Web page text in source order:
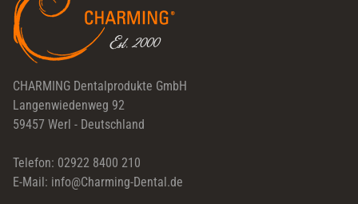
CHARMING Dentalprodukte GmbH
Langenwiedenweg 92
59457 Werl - Deutschland
Telefon: 02922 8400 210
E-Mail: info@Charming-Dental.de